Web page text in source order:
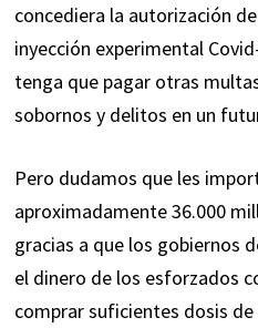
concediera la autorización
inyección experimental
tenga que pagar otras
sobornos y delitos en un
Pero dudamos que les
aproximadamente 36.000
gracias a que los gobiernos
el dinero de los esforzados
comprar suficientes dosis de